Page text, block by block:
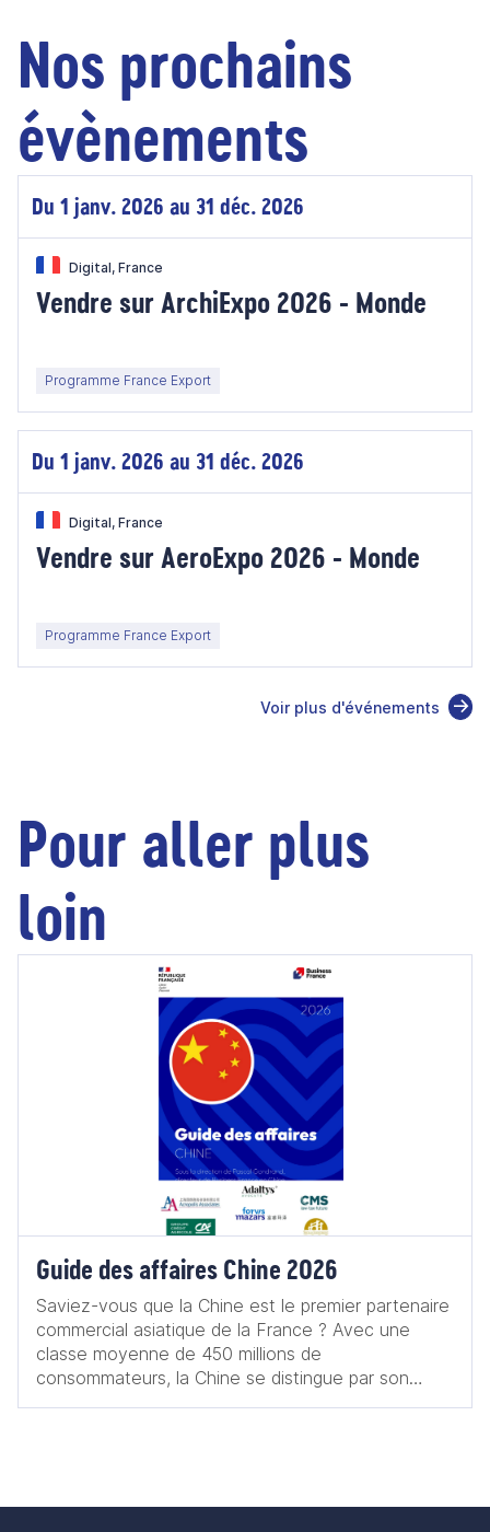
Nos prochains
évènements
Du 1 janv. 2026 au 31 déc. 2026
Digital, France
Vendre sur ArchiExpo 2026 - Monde
Programme France Export
Du 1 janv. 2026 au 31 déc. 2026
Digital, France
Vendre sur AeroExpo 2026 - Monde
Programme France Export
Voir plus d'événements
Pour aller plus
loin
Guide des affaires Chine 2026
Saviez-vous que la Chine est le premier partenaire
commercial asiatique de la France ? Avec une
classe moyenne de 450 millions de
consommateurs, la Chine se distingue par son
innovation, se positionnant ainsi comme un acteur